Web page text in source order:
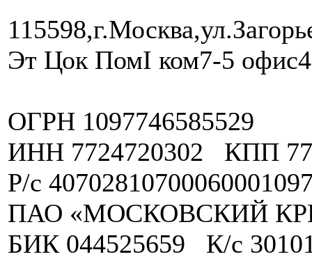
Эт Цок ПомI ком7-5 офис4
ОГРН 1097746585529
ИНН 7724720302 КПП
Р/с
ПАО «МОСКОВСКИЙ
БИК 044525659 К/с